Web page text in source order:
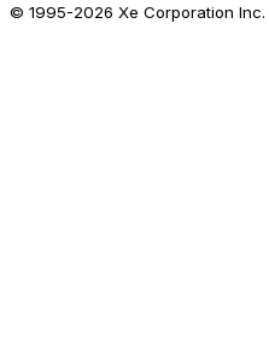
© 1995-2026 Xe Corporation Inc.